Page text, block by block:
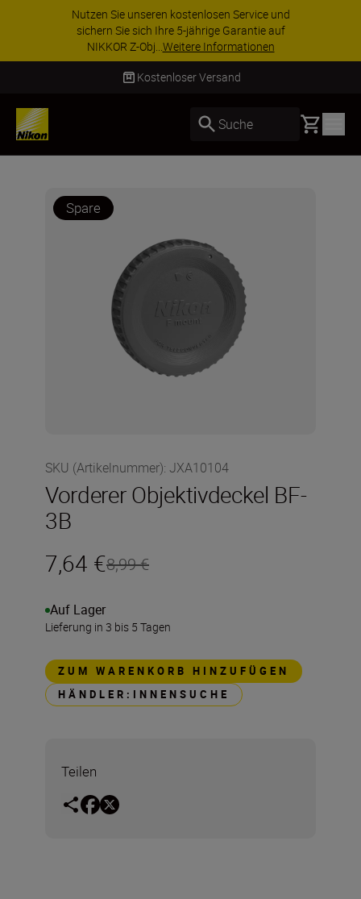
Nutzen Sie unseren kostenlosen Service und
sichern Sie sich Ihre 5-jährige Garantie auf
NIKKOR Z-Obj...Weitere Informationen
Kostenloser Versand
Suche Basket
Spare
SKU (Artikelnummer): JXA10104
Vorderer Objektivdeckel BF-
3B
7,64 €8,99 €
Auf Lager
Lieferung in 3 bis 5 Tagen
ZUM WARENKORB HINZUFÜGEN
HÄNDLER:INNENSUCHE
Teilen